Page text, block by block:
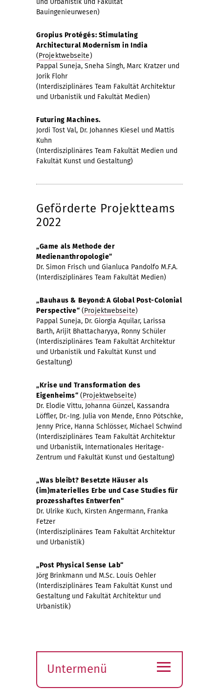
und Urbanistik und Fakultät
Bauingenieurwesen)
Gropius Protégés: Stimulating
Architectural Modernism in India
(Projektwebseite)
Pappal Suneja, Sneha Singh, Marc Kratzer und
Jorik Flohr
(Interdisziplinäres Team Fakultät Architektur
und Urbanistik und Fakultät Medien)
Futuring Machines.
Jordi Tost Val, Dr. Johannes Kiesel und Mattis
Kuhn
(Interdisziplinäres Team Fakultät Medien und
Fakultät Kunst und Gestaltung)
Geförderte Projektteams
2022
„Game als Methode der
Medienanthropologie“
Dr. Simon Frisch und Gianluca Pandolfo M.F.A.
(Interdisziplinäres Team Fakultät Medien)
„Bauhaus & Beyond: A Global Post-Colonial
Perspective“ (Projektwebseite)
Pappal Suneja, Dr. Giorgia Aquilar, Larissa
Barth, Arijit Bhattacharyya, Ronny Schüler
(Interdisziplinäres Team Fakultät Architektur
und Urbanistik und Fakultät Kunst und
Gestaltung)
„Krise und Transformation des
Eigenheims“(Projektwebseite)
Dr. Elodie Vittu, Johanna Günzel, Kassandra
Löffler, Dr.-Ing. Julia von Mende, Enno Pötschke,
Jenny Price, Hanna Schlösser, Michael Schwind
(Interdisziplinäres Team Fakultät Architektur
und Urbanistik, Internationales Heritage-
Zentrum und Fakultät Kunst und Gestaltung)
„Was bleibt? Besetzte Häuser als
(im)materielles Erbe und Case Studies für
prozesshaftes Entwerfen“
Dr. Ulrike Kuch, Kirsten Angermann, Franka
Fetzer
(Interdisziplinäres Team Fakultät Architektur
und Urbanistik)
„Post Physical Sense Lab“
Jörg Brinkmann und M.Sc. Louis Oehler
(Interdisziplinäres Team Fakultät Kunst und
Gestaltung und Fakultät Architektur und
Urbanistik)
Untermenü
≡